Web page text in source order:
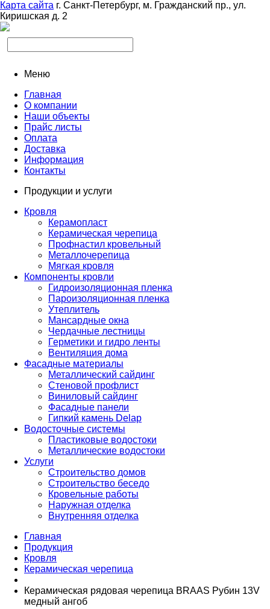
Карта сайта г. Санкт-Петербург, м. Гражданский пр., ул.
Киришская д. 2
Меню
Главная
О компании
Наши объекты
Прайс листы
Оплата
Доставка
Информация
Контакты
Продукции и услуги
Кровля
Керамопласт
Керамическая черепица
Профнастил кровельный
Металлочерепица
Мягкая кровля
Компоненты кровли
Гидроизоляционная пленка
Пароизоляционная пленка
Утеплитель
Мансардные окна
Чердачные лестницы
Герметики и гидро ленты
Вентиляция дома
Фасадные материалы
Металлический сайдинг
Стеновой профлист
Виниловый сайдинг
Фасадные панели
Гипкий камень Delap
Водосточные системы
Пластиковые водостоки
Металлические водостоки
Услуги
Строительство домов
Строительство беседо
Кровельные работы
Наружная отделка
Внутренняя отделка
Главная
Продукция
Кровля
Керамическая черепица
Керамическая рядовая черепица BRAAS Рубин 13V
медный ангоб